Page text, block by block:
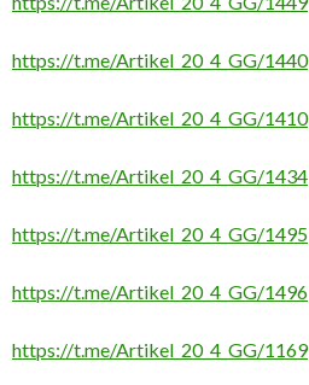
https://t.me/Artikel_20_4_GG/1440
https://t.me/Artikel_20_4_GG/1410
https://t.me/Artikel_20_4_GG/1434
https://t.me/Artikel_20_4_GG/1495
https://t.me/Artikel_20_4_GG/1496
https://t.me/Artikel_20_4_GG/1169